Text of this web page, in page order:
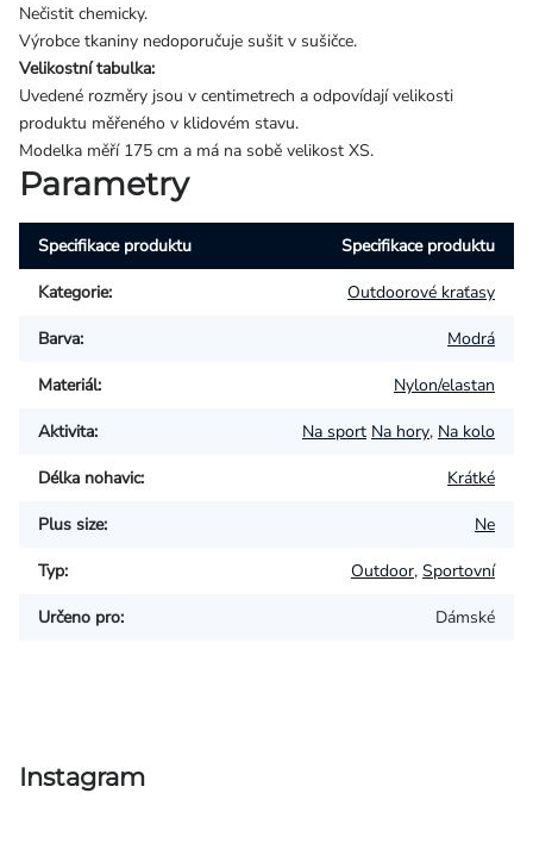
Nečistit chemicky.
Výrobce tkaniny nedoporučuje sušit v sušičce.
Velikostní tabulka:
Uvedené rozměry jsou v centimetrech a odpovídají velikosti
produktu měřeného v klidovém stavu.
Modelka měří 175 cm a má na sobě velikost XS.
Parametry
Specifikace produktu Specifikace produktu
Kategorie: Outdoorové kraťasy
Barva: Modrá
Materiál: Nylon/elastan
Aktivita: Na sport Na hory, Na kolo
Délka nohavic: Krátké
Plus size: Ne
Typ: Outdoor, Sportovní
Určeno pro: Dámské
Instagram